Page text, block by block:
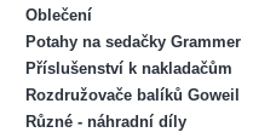
Oblečení
Potahy na sedačky Grammer
Příslušenství k nakladačům
Rozdružovače balíků Goweil
Různé - náhradní díly